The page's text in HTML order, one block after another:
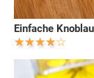
Einfache